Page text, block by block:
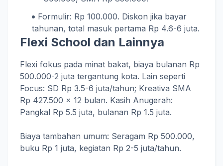
Formulir: Rp 100.000. Diskon jika bayar
tahunan, total masuk pertama Rp 4.6-6 juta.
Flexi School dan Lainnya
Flexi fokus pada minat bakat, biaya bulanan Rp
500.000-2 juta tergantung kota. Lain seperti
Focus: SD Rp 3.5-6 juta/tahun; Kreativa SMA
Rp 427.500 x 12 bulan. Kasih Anugerah:
Pangkal Rp 5.5 juta, bulanan Rp 1.5 juta.
Biaya tambahan umum: Seragam Rp 500.000,
buku Rp 1 juta, kegiatan Rp 2-5 juta/tahun.